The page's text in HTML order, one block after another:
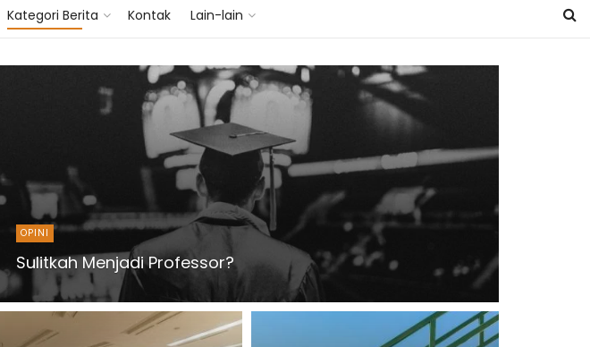
Kategori Berita Kontak Lain-lain
OPINI
Sulitkah Menjadi Professor?